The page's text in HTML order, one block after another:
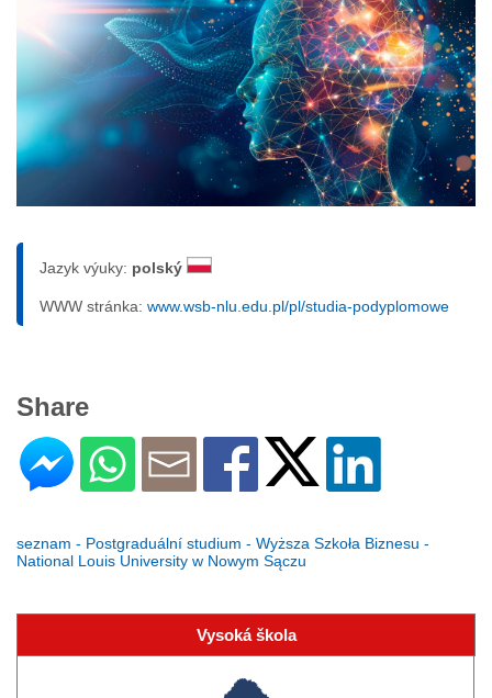
Jazyk výuky: polský
WWW stránka: www.wsb-nlu.edu.pl/pl/studia-podyplomowe
Share
seznam - Postgraduální studium - Wyższa Szkoła Biznesu -
National Louis University w Nowym Sączu
Vysoká škola